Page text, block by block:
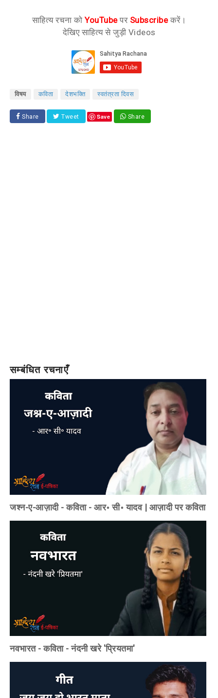
साहित्य रचना कोYouTubeपर Subscribeकरें।
देखिए साहित्य से जुड़ी Videos
विषय कविता देशभक्ति स्वतंत्रता दिवस
Share Tweet Save Share
सम्बंधित रचनाएँ
जश्न-ए-आज़ादी - कविता - आर॰ सी॰ यादव | आज़ादी पर कविता
नवभारत - कविता - नंदनी खरे 'प्रियतमा'